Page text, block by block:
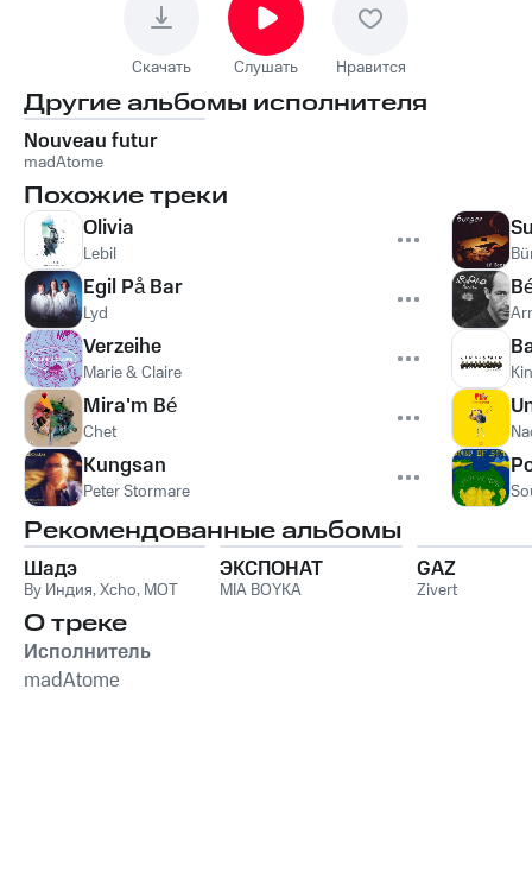
Скачать Слушать Нравится
Другие альбомы исполнителя
Nouveau futur
madAtome
Похожие треки
Olivia
Lebil
Egil På Bar
Lyd
Verzeihe
Marie & Claire
Mira'm Bé
Chet
Kungsan
Peter Stormare
Рекомендованные альбомы
Шадэ
By Индия,Xcho, MOT
ЭКСПОНАТ
MIA BOYKA
GAZ
Zivert
О треке
Исполнитель
madAtome